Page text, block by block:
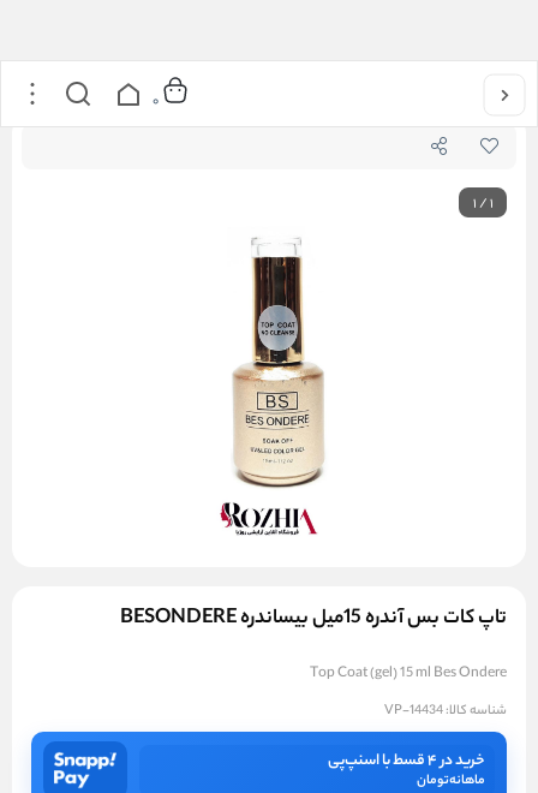
خانه 0
1/1
تاپ کات بس آندره 15میل بیساندره BESONDERE
Top Coat (gel) 15 ml Bes Ondere
شناسه کالا:VP-14434
خرید در ۴ قسط با اسنپ‌پی
ماهانهتومان